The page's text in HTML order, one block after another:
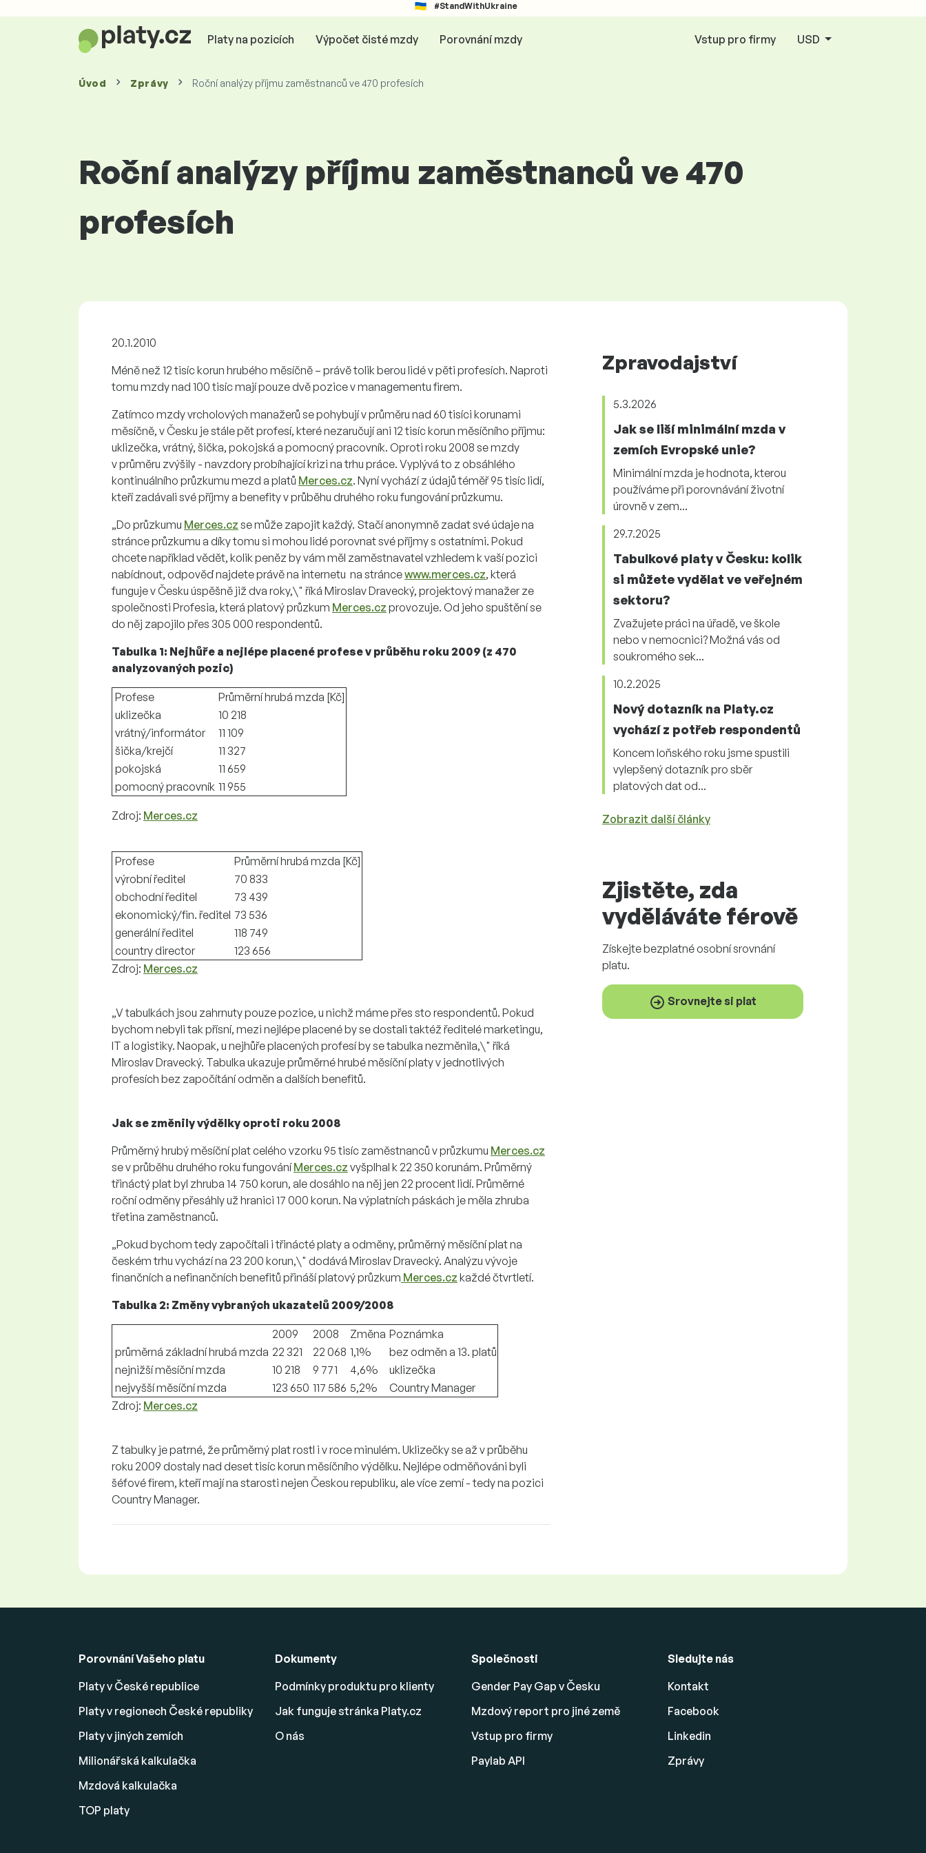
#StandWithUkraine
Platy na pozicích Výpočet čisté mzdy Porovnání mzdy Vstup pro firmy USD
Úvod Zprávy Roční analýzy příjmu zaměstnanců ve 470 profesích
Roční analýzy příjmu zaměstnanců ve 470
profesích
20.1.2010
Méně než 12 tisíc korun hrubého měsíčně – právě tolik berou lidé v pěti profesích. Naproti
tomu mzdy nad 100 tisíc mají pouze dvě pozice v managementu firem.
Zatímco mzdy vrcholových manažerů se pohybují v průměru nad 60 tisíci korunami
měsíčně, v Česku je stále pět profesí, které nezaručují ani 12 tisíc korun měsíčního příjmu:
uklizečka, vrátný, šička, pokojská a pomocný pracovník. Oproti roku 2008 se mzdy
v průměru zvýšily - navzdory probíhající krizi na trhu práce. Vyplývá to z obsáhlého
kontinuálního průzkumu mezd a platů Merces.cz. Nyní vychází z údajů téměř 95 tisíc lidí,
kteří zadávali své příjmy a benefity v průběhu druhého roku fungování průzkumu.
„Do průzkumu Merces.cz se může zapojit každý. Stačí anonymně zadat své údaje na
stránce průzkumu a díky tomu si mohou lidé porovnat své příjmy s ostatními. Pokud
chcete například vědět, kolik peněz by vám měl zaměstnavatel vzhledem k vaší pozici
nabídnout, odpověď najdete právě na internetu na stráncewww.merces.cz, která
funguje v Česku úspěšně již dva roky,\" říká Miroslav Dravecký, projektový manažer ze
společnosti Profesia, která platový průzkum Merces.cz provozuje. Od jeho spuštění se
do něj zapojilo přes 305 000 respondentů.
Tabulka 1: Nejhůře a nejlépe placené profese v průběhu roku 2009 (z 470
analyzovaných pozic)
Profese
Průměrní hrubá mzda [Kč]
uklizečka
10 218
vrátný/informátor
11 109
šička/krejčí
11 327
pokojská
11 659
pomocný pracovník 11 955
Zdroj: Merces.cz
Profese
Průměrní hrubá mzda [Kč]
výrobní ředitel
70 833
obchodní ředitel
73 439
ekonomický/fin. ředitel 73 536
generální ředitel
118 749
country director
123 656
Zdroj: Merces.cz
„V tabulkách jsou zahrnuty pouze pozice, u nichž máme přes sto respondentů. Pokud
bychom nebyli tak přísní, mezi nejlépe placené by se dostali taktéž ředitelé marketingu,
IT a logistiky. Naopak, u nejhůře placených profesí by se tabulka nezměnila,\" říká
Miroslav Dravecký. Tabulka ukazuje průměrné hrubé měsíční platy v jednotlivých
profesích bez započítání odměn a dalších benefitů.
Jak se změnily výdělky oproti roku 2008
Průměrný hrubý měsíční plat celého vzorku 95 tisíc zaměstnanců v průzkumu Merces.cz
se v průběhu druhého roku fungováníMerces.cz vyšplhal k 22 350 korunám. Průměrný
třináctý plat byl zhruba 14 750 korun, ale dosáhlo na něj jen 22 procent lidí. Průměrné
roční odměny přesáhly už hranici 17 000 korun. Na výplatních páskách je měla zhruba
třetina zaměstnanců.
„Pokud bychom tedy započítali i třinácté platy a odměny, průměrný měsíční plat na
českém trhu vychází na 23 200 korun,\" dodává Miroslav Dravecký. Analýzu vývoje
finančních a nefinančních benefitů přináší platový průzkum Merces.cz každé čtvrtletí.
Tabulka 2: Změny vybraných ukazatelů 2009/2008
2009 2008 Změna Poznámka
průměrná základní hrubá mzda 22 321 22 068 1,1%
bez odměn a 13. platů
nejnižší měsíční mzda
10 218 9 771 4,6%
uklizečka
nejvyšší měsíční mzda
123 650 117 586 5,2%
Country Manager
Zdroj: Merces.cz
Z tabulky je patrné, že průměrný plat rostl i v roce minulém. Uklizečky se až v průběhu
roku 2009 dostaly nad deset tisíc korun měsíčního výdělku. Nejlépe odměňováni byli
šéfové firem, kteří mají na starosti nejen Českou republiku, ale více zemí - tedy na pozici
Country Manager.
Zpravodajství
5.3.2026
Jak se liší minimální mzda v
zemích Evropské unie?
Minimální mzda je hodnota, kterou
používáme při porovnávání životní
úrovně v zem...
29.7.2025
Tabulkové platy v Česku: kolik
si můžete vydělat ve veřejném
sektoru?
Zvažujete práci na úřadě, ve škole
nebo v nemocnici? Možná vás od
soukromého sek...
10.2.2025
Nový dotazník na Platy.cz
vychází z potřeb respondentů
Koncem loňského roku jsme spustili
vylepšený dotazník pro sběr
platových dat od...
Zobrazit další články
Zjistěte, zda
vyděláváte férově
Získejtebezplatnéosobní srovnání
platu.
Srovnejte si plat
Porovnání Vašeho platu
Platy v České republice
Platy v regionech České republiky
Platy v jiných zemích
Milionářská kalkulačka
Mzdová kalkulačka
TOP platy
Dokumenty
Podmínky produktu pro klienty
Jak funguje stránka Platy.cz
O nás
Společnosti
Gender Pay Gap v Česku
Mzdový report pro jiné země
Vstup pro firmy
Paylab API
Sledujte nás
Kontakt
Facebook
Linkedin
Zprávy